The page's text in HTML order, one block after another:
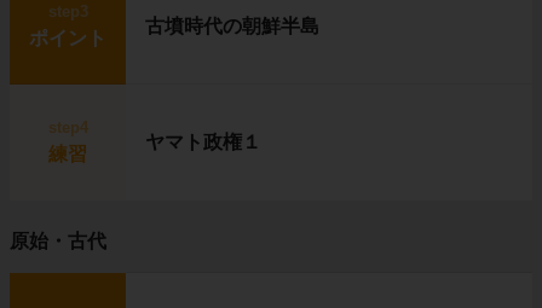
step3
ポイント
古墳時代の朝鮮半島
step4
練習
ヤマト政権１
原始・古代